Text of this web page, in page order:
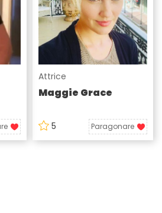
Attrice
Maggie Grace
5 Paragonare